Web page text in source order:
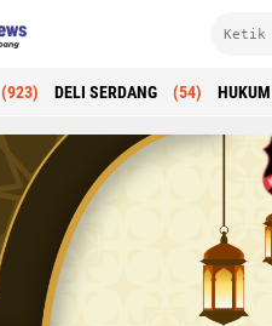
(923) DELI SERDANG (54) HUKUM